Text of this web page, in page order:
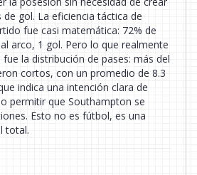
gol. La eficiencia táctica de
fue casi matemática: 72% de
arco, 1 gol. Pero lo que realmente
la distribución de pases: más del
cortos, con un promedio de 8.3
indica una intención clara de
permitir que Southampton se
Esto no es fútbol, es una
total.